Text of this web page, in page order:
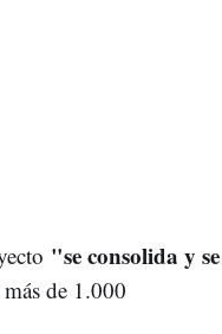
"se consolida y se
de 1.000